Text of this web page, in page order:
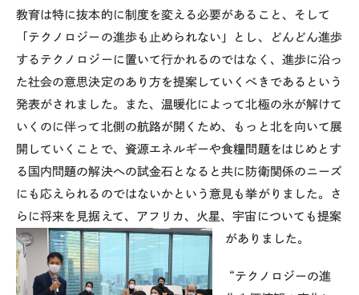
教育は特に抜本的に制度を変える必要があること、そして
「テクノロジーの進歩も止められない」とし、どんどん進歩
するテクノロジーに置いて行かれるのではなく、進歩に沿っ
た社会の意思決定のあり方を提案していくべきであるという
発表がされました。また、温暖化によって北極の氷が解けて
いくのに伴って北側の航路が開くため、もっと北を向いて展
開していくことで、資源エネルギーや食糧問題をはじめとす
る国内問題の解決への試金石となると共に防衛関係のニーズ
にも応えられるのではないかという意見も挙がりました。さ
らに将来を見据えて、アフリカ、火星、宇宙についても提案
がありました。
“テクノロジーの進